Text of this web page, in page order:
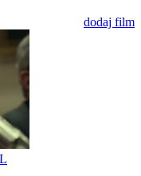
dodaj film